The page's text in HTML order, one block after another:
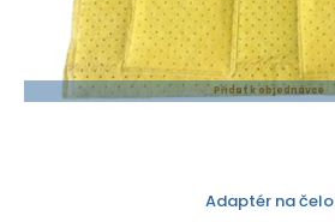
Přidat k objednávce
Adaptér na čelo